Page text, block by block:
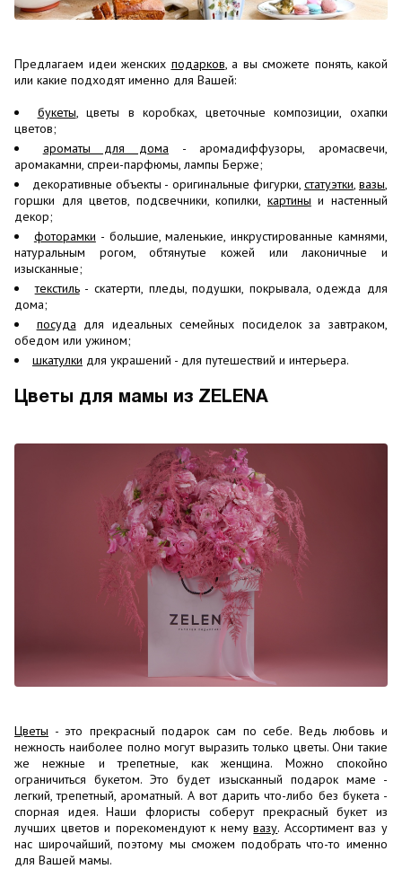
Предлагаем идеи женских подарков, а вы сможете понять, какой
или какие подходят именно для Вашей:
букеты, цветы в коробках, цветочные композиции, охапки
цветов;
ароматы для дома - аромадиффузоры, аромасвечи,
аромакамни, спреи-парфюмы, лампы Берже;
декоративные объекты - оригинальные фигурки, статуэтки,вазы,
горшки для цветов, подсвечники, копилки, картины и настенный
декор;
фоторамки - большие, маленькие, инкрустированные камнями,
натуральным рогом, обтянутые кожей или лаконичные и
изысканные;
текстиль- скатерти, пледы, подушки, покрывала, одежда для
дома;
посуда для идеальных семейных посиделок за завтраком,
обедом или ужином;
шкатулки для украшений - для путешествий и интерьера.
Цветы для мамы из ZELENA
Цветы - это прекрасный подарок сам по себе. Ведь любовь и
нежность наиболее полно могут выразить только цветы. Они такие
же нежные и трепетные, как женщина. Можно спокойно
ограничиться букетом. Это будет изысканный подарок маме -
легкий, трепетный, ароматный. А вот дарить что-либо без букета -
спорная идея. Наши флористы соберут прекрасный букет из
лучших цветов и порекомендуют к немувазу. Ассортимент ваз у
нас широчайший, поэтому мы сможем подобрать что-то именно
для Вашей мамы.